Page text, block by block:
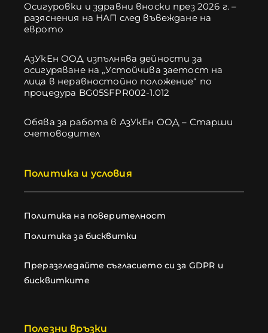
Осигуровки и здравни вноски през 2026 г. –
разяснения на НАП след въвеждане на
еврото
АзУкЕн ООД изпълнява дейности за
осигуряване на „Устойчива заетост на
лица в неравностойно положение“ по
процедура BG05SFPR002-1.012
Обява за работа в АзУкЕн ООД – Старши
счетоводител
Политика и условия
Политика на поверителност
Политика за бисквитки
Преразгледайте съгласието си за GDPR и
бисквитките
Полезни връзки